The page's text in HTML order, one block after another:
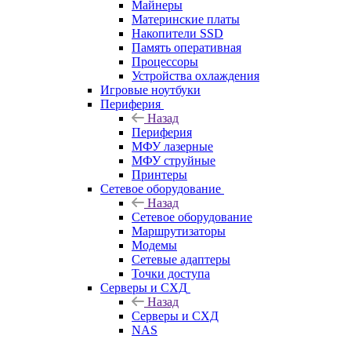
Майнеры
Материнские платы
Накопители SSD
Память оперативная
Процессоры
Устройства охлаждения
Игровые ноутбуки
Периферия
Назад
Периферия
МФУ лазерные
МФУ струйные
Принтеры
Сетевое оборудование
Назад
Сетевое оборудование
Маршрутизаторы
Модемы
Сетевые адаптеры
Точки доступа
Серверы и СХД
Назад
Серверы и СХД
NAS